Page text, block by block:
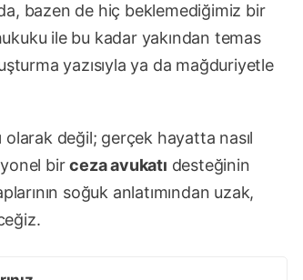
bazen de hiç beklemediğimiz bir
ile bu kadar yakından temas
yazısıyla ya da mağduriyetle
olarak değil; gerçek hayatta nasıl
birceza avukatı desteğinin
soğuk anlatımından uzak,